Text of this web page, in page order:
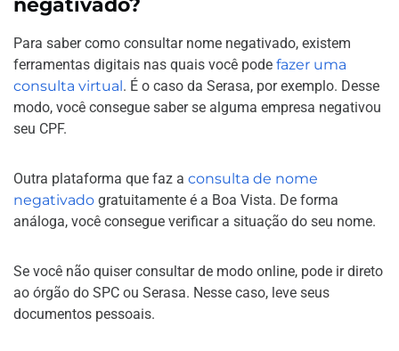
Para saber como consultar nome negativado, existem
ferramentas digitais nas quais você pode fazer uma
consulta virtual. É o caso da Serasa, por exemplo. Desse
modo, você consegue saber se alguma empresa negativou
seu CPF.
Outra plataforma que faz a consulta de nome
negativado gratuitamente é a Boa Vista. De forma
análoga, você consegue verificar a situação do seu nome.
Se você não quiser consultar de modo online, pode ir direto
ao órgão do SPC ou Serasa. Nesse caso, leve seus
documentos pessoais.